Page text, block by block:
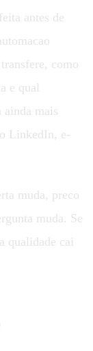
antes de
como
e qual
ainda mais
LinkedIn, e-
muda, preco
muda. Se
qualidade cai